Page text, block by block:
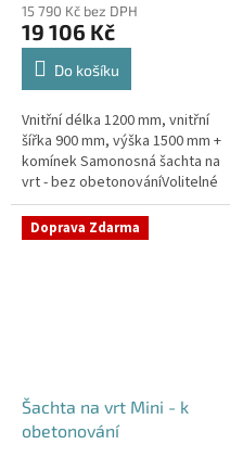
produktu
je
5,0
hvězdiček.
15 790 Kč bez DPH
19 106 Kč
Do košíku
Vnitřní délka 1200 mm, vnitřní
šířka 900 mm, výška 1500 mm +
komínek Samonosná šachta na
vrt - bez obetonováníVolitelné
průměry i pozice prostupů na
pažení vrtu, hadice i...
Doprava Zdarma
Šachta na vrt Mini - k
obetonování